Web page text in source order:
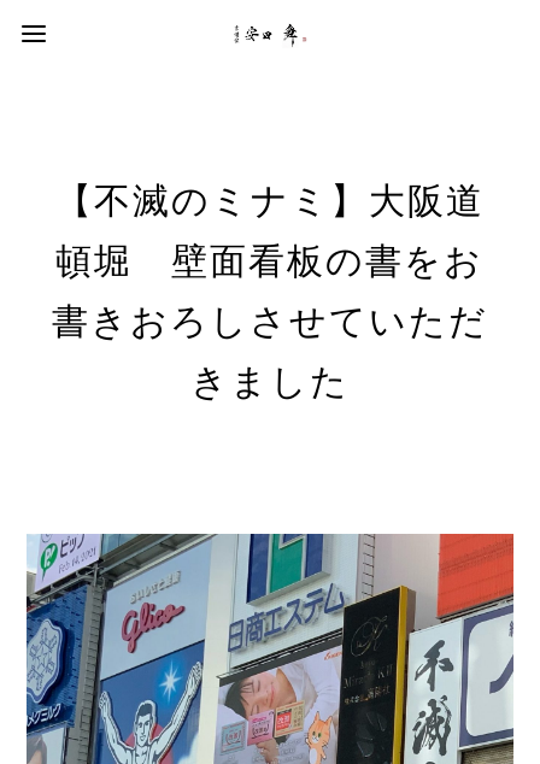
【不滅のミナミ】大阪道
頓堀 壁面看板の書をお
書きおろしさせていただ
きました